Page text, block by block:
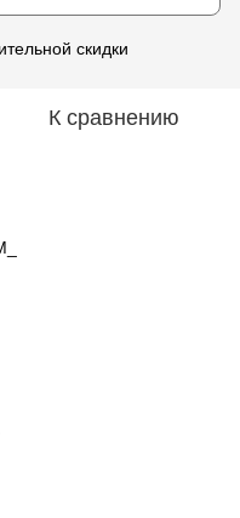
скидки
К сравнению